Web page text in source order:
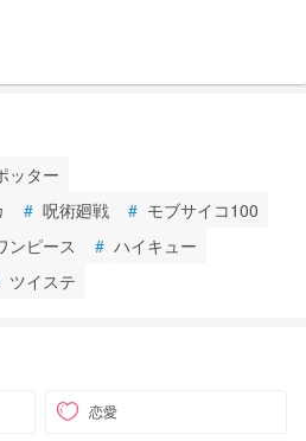
ッター
# 呪術廻戦 # モブサイコ100
ンピース # ハイキュー
ツイステ
恋愛